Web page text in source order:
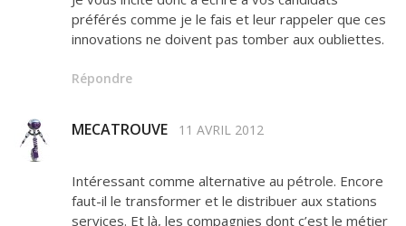
préférés comme je le fais et leur rappeler que ces
innovations ne doivent pas tomber aux oubliettes.
Répondre
MECATROUVE 11 AVRIL 2012
Intéressant comme alternative au pétrole. Encore
faut-il le transformer et le distribuer aux stations
services. Et là, les compagnies dont c’est le métier